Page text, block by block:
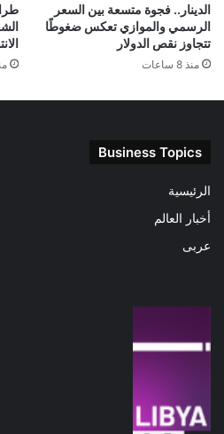
الدينار.. فجوة متسعة بين السعر
الرسمي والموازي تعكس ضغوطًا
تتجاوز نقص الدولار
منذ 8 ساعات منذ
Business Topics
الرئيسية
أخبار العالم
عربى